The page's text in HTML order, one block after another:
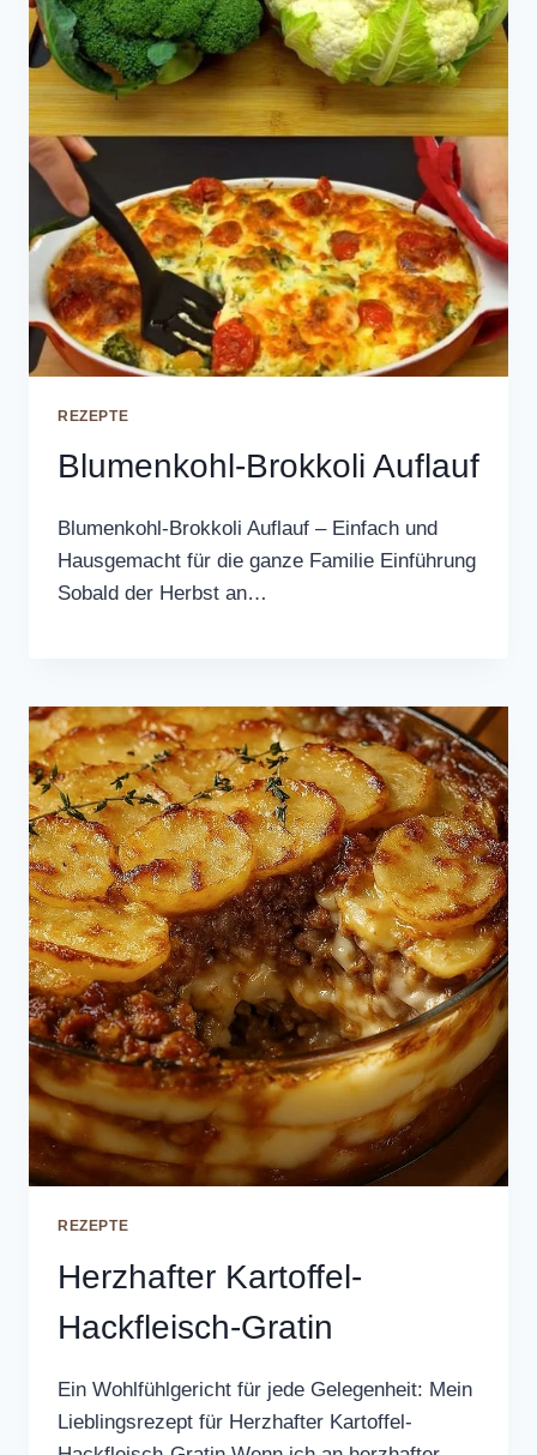
REZEPTE
Blumenkohl-Brokkoli Auflauf
Blumenkohl-Brokkoli Auflauf – Einfach und
Hausgemacht für die ganze Familie Einführung
Sobald der Herbst an…
REZEPTE
Herzhafter Kartoffel-
Hackfleisch-Gratin
Ein Wohlfühlgericht für jede Gelegenheit: Mein
Lieblingsrezept für Herzhafter Kartoffel-